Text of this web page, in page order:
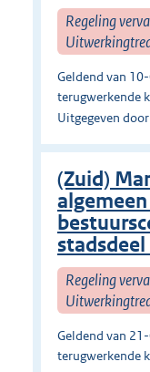
Regeling
Geldend van
terugwerkende
Uitgegeven
(Zuid)
stadsdeel
Regeling
Geldend van
terugwerkende